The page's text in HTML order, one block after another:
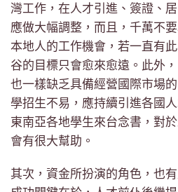
灣工作，在人才引進、簽證、
應做大幅調整，而且，千萬不
本地人的工作機會，若一直有
谷的目標只會愈來愈遠。此外
也一樣缺乏具備經營國際市場
學招生不易，應持續引進各國
東南亞各地學生來台念書，對
會有很大幫助。
其次，資金所扮演的角色，也